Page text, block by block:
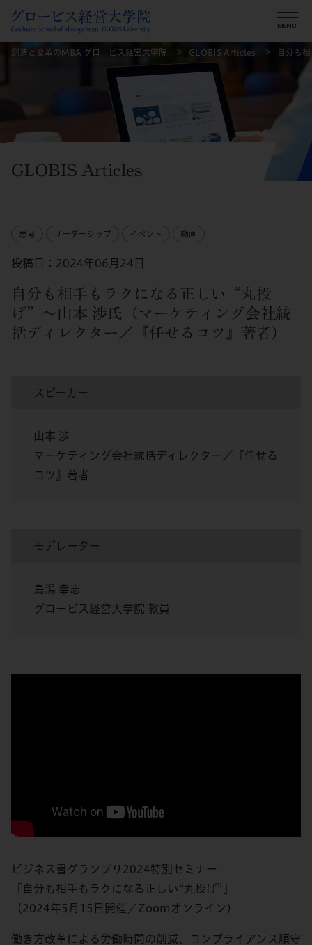
創造と変革のMBA グロービス経営大学院 GLOBIS Articles 自分も
GLOBIS Articles
思考 リーダーシップ イベント 動画
投稿日：2024年06月24日
自分も相手もラクになる正しい“丸投
げ”〜山本 渉氏（マーケティング会社統
括ディレクター／『任せるコツ』著者）
スピーカー
山本 渉
マーケティング会社統括ディレクター／『任せる
コツ』著者
モデレーター
鳥潟 幸志
グロービス経営大学院 教員
ビジネス書グランプリ2024特別セミナー
「自分も相手もラクになる正しい“丸投げ”」
（2024年5月15日開催／Zoomオンライン）
働き方改革による労働時間の削減、コンプライアンス順守